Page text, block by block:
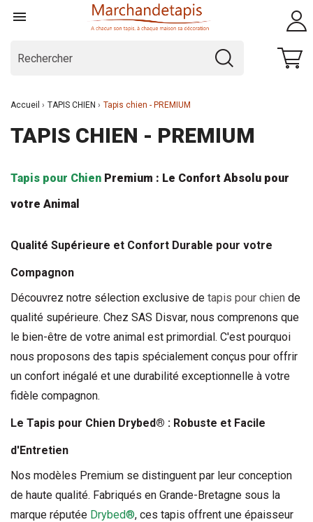

Accueil TAPIS CHIEN Tapis chien - PREMIUM
TAPIS CHIEN - PREMIUM
Tapis pour Chien Premium : Le Confort Absolu pour
votre Animal
Qualité Supérieure et Confort Durable pour votre
Compagnon
Découvrez notre sélection exclusive de tapis pour chien de
qualité supérieure. Chez SAS Disvar, nous comprenons que
le bien-être de votre animal est primordial. C'est pourquoi
nous proposons des tapis spécialement conçus pour offrir
un confort inégalé et une durabilité exceptionnelle à votre
fidèle compagnon.
Le Tapis pour Chien Drybed® : Robuste et Facile
d'Entretien
Nos modèles Premium se distinguent par leur conception
de haute qualité. Fabriqués en Grande-Bretagne sous la
marque réputée Drybed®, ces tapis offrent une épaisseur